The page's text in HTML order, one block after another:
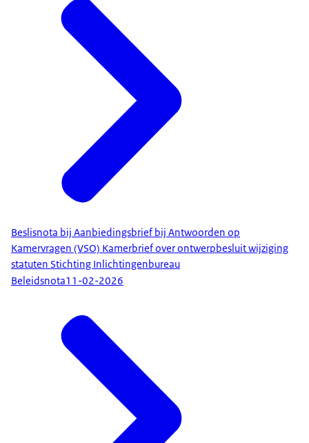
Beslisnota bij Aanbiedingsbrief bij Antwoorden op
Kamervragen (VSO) Kamerbrief over ontwerpbesluit wijziging
statuten Stichting Inlichtingenbureau
Beleidsnota11-02-2026